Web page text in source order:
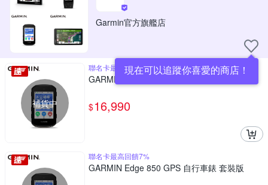
Garmin官方旗艦店
現在可以追蹤你喜愛的商店！
補貨中
聯名卡最高回饋7%
GARMIN Edge 850 GPS 自行車錶
$16,990
聯名卡最高回饋7%
GARMIN Edge 850 GPS 自行車錶 套裝版